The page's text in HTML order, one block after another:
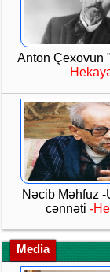
Anton Çexovun
Nəcib Məhfuz -
cənnəti -
Media